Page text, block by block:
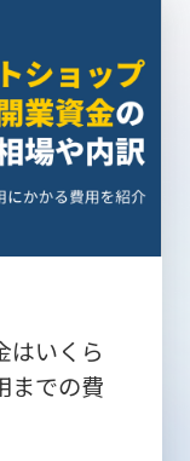
はいくら
までの費